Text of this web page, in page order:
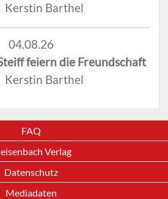
Kerstin Barthel
04.08.26
feiern die Freundschaft
Kerstin Barthel
FAQ
Verlag
Datenschutz
Mediadaten